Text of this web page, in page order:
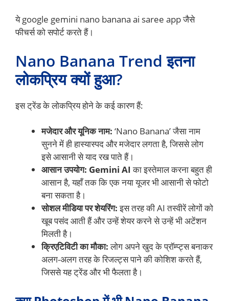
ये google gemini nano banana ai saree app जैसे
फीचर्स को सपोर्ट करते हैं।
Nano Banana Trend इतना
लोकप्रिय क्यों हुआ?
इस ट्रेंड के लोकप्रिय होने के कई कारण हैं:
मजेदार और यूनिक नाम: ‘Nano Banana’ जैसा नाम
सुनने में ही हास्यास्पद और मजेदार लगता है, जिससे लोग
इसे आसानी से याद रख पाते हैं।
आसान उपयोग: Gemini AI का इस्तेमाल करना बहुत ही
आसान है, यहाँ तक कि एक नया यूजर भी आसानी से फोटो
बना सकता है।
सोशल मीडिया पर शेयरिंग:इस तरह की AI तस्वीरें लोगों को
खूब पसंद आती हैं और उन्हें शेयर करने से उन्हें भी अटेंशन
मिलती है।
क्रिएटिविटी का मौका:लोग अपने खुद के प्रॉम्प्ट्स बनाकर
अलग-अलग तरह के रिजल्ट्स पाने की कोशिश करते हैं,
जिससे यह ट्रेंड और भी फैलता है।